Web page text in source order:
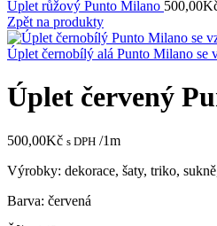
Úplet růžový Punto Milano 500,00
Zpět na produkty
Úplet černobílý alá Punto Milano se
Úplet červený
500,00Kč s DPH /1m
Výrobky: dekorace, šaty, triko,
Barva: červená